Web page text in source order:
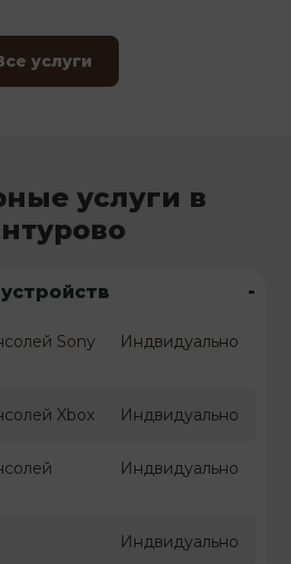
услуги
услуги в
-
Sony
Индвидуально
Xbox Индвидуально
Индвидуально
Индвидуально